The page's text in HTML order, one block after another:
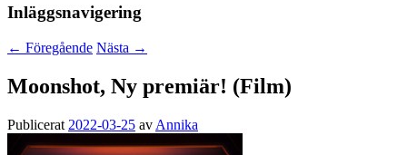
Inläggsnavigering
← Föregående Nästa →
Moonshot, Ny premiär! (Film)
Publicerat 2022-03-25 av Annika